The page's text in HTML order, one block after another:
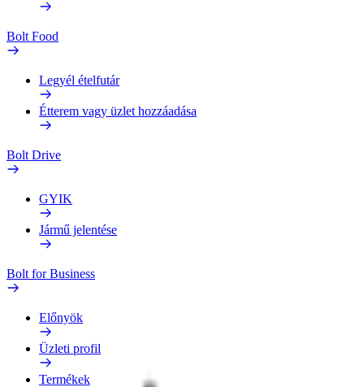
Bolt Food
Legyél ételfutár
Étterem vagy üzlet hozzáadása
Bolt Drive
GYIK
Jármű jelentése
Bolt for Business
Előnyök
Üzleti profil
Termékek